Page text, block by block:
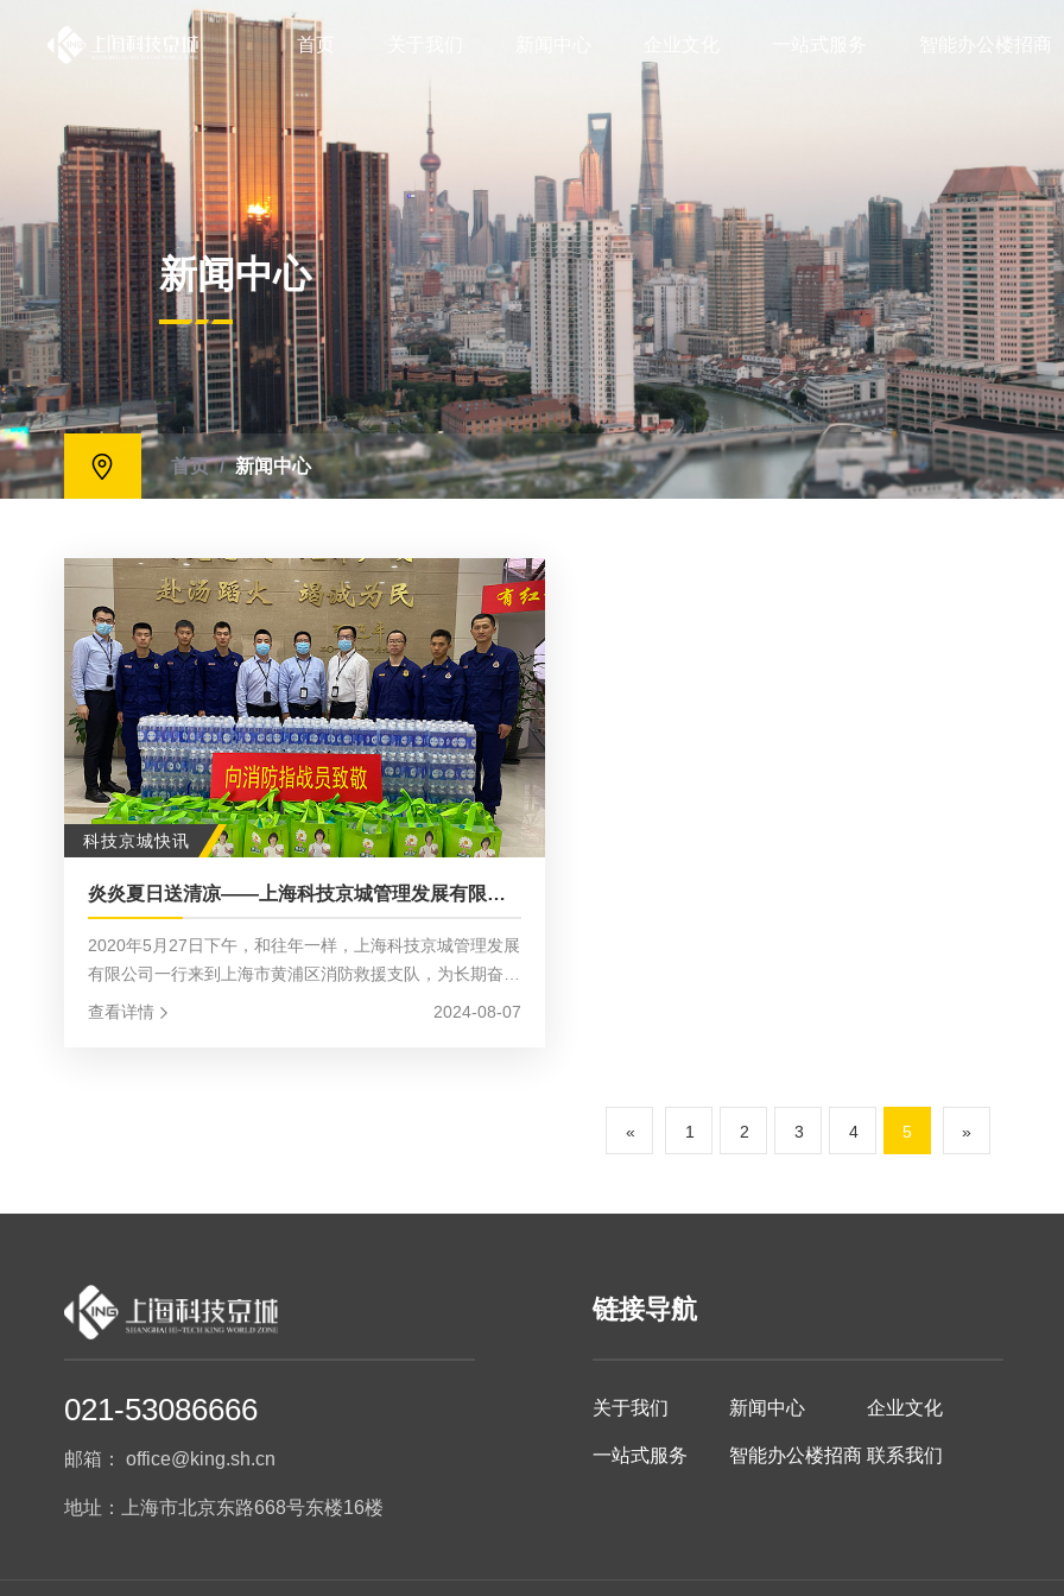
首页
新闻中心
首页 / 新闻中心
科技京城快讯
炎炎夏日送清凉——上海科技京城管理发展有限公司慰问消防指战员
2020年5月27日下午，和往年一样，上海科技京城管理发展
有限公司一行来到上海市黄浦区消防救援支队，为长期奋战
在前线的消防指战员送来了高温慰问品，并向他们表示崇高
查看详情 2024-08-07
« 1 2 3 4 5 »
021-53086666
邮箱： office@king.sh.cn
地址：上海市北京东路668号东楼16楼
链接导航
关于我们 新闻中心 企业文化
一站式服务 智能办公楼招商 联系我们